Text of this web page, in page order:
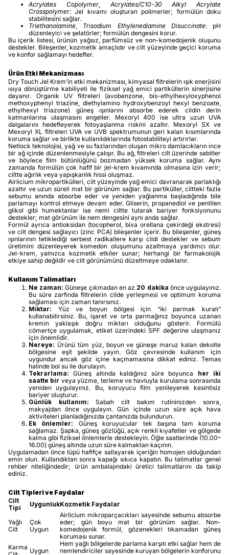
Acrylates Copolymer, Acrylates/C10-30 Alkyl Acrylate
Crosspolymer: Jel kıvamı oluşturan polimerler; formülün doku
stabilitesini sağlar.
Triethanolamine
Trisodium Ethylenediamine Disuccinate: pH
düzenleyici ve şelatörler; formülün dengesini korur.
Bu içerik listesi, ürünün yağsız, parfümsüz ve non-komedojenik oluşunu
destekler. Bileşenler, kozmetik amaçlıdır ve cilt yüzeyinde geçici koruma
ve konfor sağlamayı hedefler.
Ürün Etki Mekanizması
Dry Touch Jel Krem’in etki mekanizması, kimyasal filtrelerin ışık enerjisini
ısıya dönüştürme kabiliyeti ile fiziksel yağ emici partiküllerin sinerjisine
dayanır. Organik UV filtreleri (avobenzone, bis-ethylhexyloxyphenol
methoxyphenyl triazine, diethylamino hydroxybenzoyl hexyl benzoate,
ethylhexyl triazone) güneş ışınlarını absorbe ederek cildin derin
katmanlarına ulaşmasını engeller. Mexoryl 400 ise ultra uzun UVA
dalgalarını hedefleyerek fotoyaşlanma riskini azaltır. Mexoryl SX ve
Mexoryl XL filtreleri UVA ve UVB spektrumunun geri kalan kısımlarında
koruma sağlar ve birlikte kullanıldıklarında fotostabiliteyi artırırlar.
Netlock teknolojisi, yağ ve su fazlarından oluşan mikro damlacıkların ince
bir ağ içinde düzenlenmesiyle çalışır. Bu ağ, filtreleri cilt üzerinde sabitler
ve böylece film bütünlüğünü bozmadan yüksek koruma sağlar. Aynı
zamanda formülün çok hafif bir jel-krem kıvamında olmasına izin verir;
ciltte ağırlık veya yapışkanlık hissi oluşmaz.
Airlicium mikropartikülleri, cilt yüzeyinde yağ emici davranarak parlaklığı
azaltır ve uzun süreli mat bir görünüm sağlar. Bu partiküller, ciltteki fazla
sebumu anında absorbe eder ve yeniden yağlanma başladığında bile
parlamayı kontrol etmeye devam eder. Gliserin, propanediol ve pentilen
glikol gibi humektanlar ise nemi ciltte tutarak bariyer fonksiyonunu
destekler; mat görünüm ile nem dengesini aynı anda sağlar.
Formül ayrıca antioksidan (tocopherol, bixa orellana çekirdeği ekstresi)
ve cilt dengesi sağlayıcı (zinc PCA) bileşenler içerir. Bu bileşenler, güneş
ışınlarının tetiklediği serbest radikallere karşı cildi destekler ve sebum
üretimini düzenleyerek komedon oluşumunu azaltmaya yardımcı olur.
Jel-krem, yalnızca kozmetik etkiler sunar; herhangi bir farmakolojik
etkiye sahip değildir ve cilt görünümünü düzeltmeye odaklanır.
Kullanım Talimatları
Ne zaman: Güneşe çıkmadan en az 20 dakika önce uygulayınız.
Bu süre zarfında filtrelerin cilde yerleşmesi ve optimum koruma
sağlaması için zaman tanırsınız.
Miktar: Yüz ve boyun bölgesi için “iki parmak kuralı”
kullanabilirsiniz. Bu, işaret ve orta parmağınız boyunca uzanan
kremin yaklaşık doğru miktarı olduğunu gösterir. Formülü
cömertçe uygulamak, etiket üzerindeki SPF değerine ulaşmanız
için önemlidir.
Nereye: Ürünü tüm yüz, boyun ve güneşe maruz kalan dekolte
bölgesine eşit şekilde yayın. Göz çevresinde kullanım için
uygundur ancak göz içine kaçmamasına dikkat ediniz. Temas
halinde bol su ile durulayın.
Tekrarlama: Güneş altında kaldığınız süre boyunca her iki
saatte bir veya yüzme, terleme ve havluyla kurulama sonrasında
yeniden uygulayınız. Bu, koruyucu film yenileyerek kesintisiz
bariyer oluşturur.
Günlük kullanım: Sabah cilt bakım rutininizden sonra,
makyajdan önce uygulayın. Gün içinde uzun süre açık hava
aktiviteleri planladığınızda çantanızda bulundurun.
Ek önlemler: Güneş koruyucular tek başına tam koruma
sağlamaz. Şapka, güneş gözlüğü, açık renkli kıyafetler ve gölgede
kalma gibi fiziksel önlemlerle destekleyin. Öğle saatlerinde (10.00–
16.00) güneş altında uzun süre kalmaktan kaçının.
Uygulamadan önce tüpü hafifçe sallayarak içeriğin homojen olduğundan
emin olun. Kullandıktan sonra kapağı sıkıca kapatın. Bu talimatlar genel
rehber niteliğindedir; ürün ambalajındaki üretici talimatlarını da takip
ediniz.
Cilt Tipleri ve Faydalar
Cilt
Tipi
UygunlukKozmetik Faydalar
Yağlı
Cilt
Çok
Uygun
Airlicium mikroparçacıkları sayesinde sebumu absorbe
eder; gün boyu mat bir görünüm sağlar. Non-
komedojenik formül, gözenekleri tıkamadan güneş
koruması sunar.
Karma Uygun
Hem yağlı bölgelerde parlama karşıtı etki sağlar hem de
nemlendiriciler sayesinde kuruyan bölgelerin konforunu